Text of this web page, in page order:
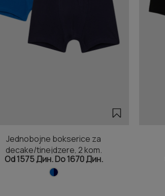
Jednobojne bokserice za
decake/tinejdzere, 2 kom.
Od 1575 Дин. Do 1670 Дин.